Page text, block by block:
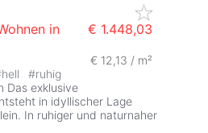
in
€ 1.448,03
€ 12,13 / m²
hell #ruhig
Das exklusive
in idyllischer Lage
In ruhiger und naturnaher